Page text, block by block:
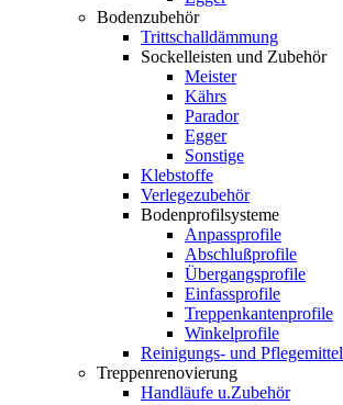
Bodenzubehör
Trittschalldämmung
Sockelleisten und Zubehör
Meister
Kährs
Parador
Egger
Sonstige
Klebstoffe
Verlegezubehör
Bodenprofilsysteme
Anpassprofile
Abschlußprofile
Übergangsprofile
Einfassprofile
Treppenkantenprofile
Winkelprofile
Reinigungs- und Pflegemittel
Treppenrenovierung
Handläufe u.Zubehör